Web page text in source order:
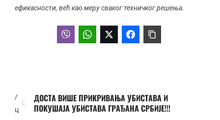
ефикасности, већ као меру сваког техничког решења.
/
ц
ДОСТА ВИШЕ ПРИКРИВАЊА УБИСТАВА И
ПОКУШАЈА УБИСТАВА ГРАЂАНА СРБИЈЕ!!!